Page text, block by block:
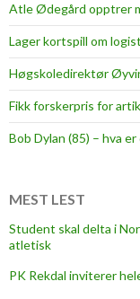
Atle Ødegård opptrer
Lager kortspill om
Høgskoledirektør
Fikk forskerpris for
Bob Dylan (85) – hva
MEST LEST
Student skal delta i
atletisk
PK Rekdal inviterer